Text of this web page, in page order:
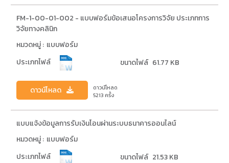
FM-1-00-01-002 - แบบฟอร์มข้อเสนอโครงการวิจัย ประเภทการ
วิจัยทางคลินิก
หมวดหมู่ : แบบฟอร์ม
ประเภทไฟล์
ขนาดไฟล์ 61.77 KB
ดาวน์โหลด
ดาวน์โหลด
5213ครั้ง
แบบแจ้งข้อมูลการรับเงินโอนผ่านระบบธนาคารออนไลน์
หมวดหมู่ : แบบฟอร์ม
ประเภทไฟล์
ขนาดไฟล์ 21.53 KB